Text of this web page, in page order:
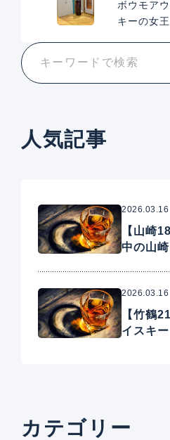
ボウモア
キーの女王
人気記事
2026.03.16
【山崎
中の山
2026.03.16
【竹鶴
イスキー
カテゴリー